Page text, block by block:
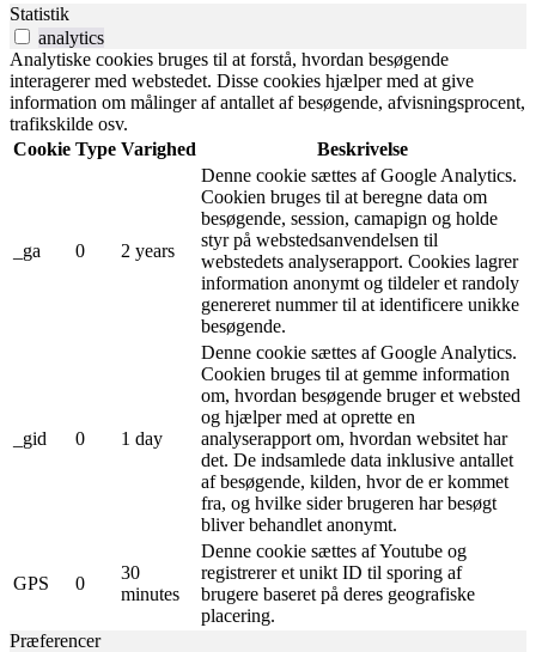
Statistik
analytics
Analytiske cookies bruges til at forstå, hvordan besøgende
interagerer med webstedet. Disse cookies hjælper med at give
information om målinger af antallet af besøgende, afvisningsprocent,
trafikskilde osv.
Cookie Type Varighed Beskrivelse
_ga 0 2 years
Denne cookie sættes af Google Analytics.
Cookien bruges til at beregne data om
besøgende, session, camapign og holde
styr på webstedsanvendelsen til
webstedets analyserapport. Cookies lagrer
information anonymt og tildeler et randoly
genereret nummer til at identificere unikke
besøgende.
_gid 0 1 day
Denne cookie sættes af Google Analytics.
Cookien bruges til at gemme information
om, hvordan besøgende bruger et websted
og hjælper med at oprette en
analyserapport om, hvordan websitet har
det. De indsamlede data inklusive antallet
af besøgende, kilden, hvor de er kommet
fra, og hvilke sider brugeren har besøgt
bliver behandlet anonymt.
GPS 0
30
minutes
Denne cookie sættes af Youtube og
registrerer et unikt ID til sporing af
brugere baseret på deres geografiske
placering.
Præferencer